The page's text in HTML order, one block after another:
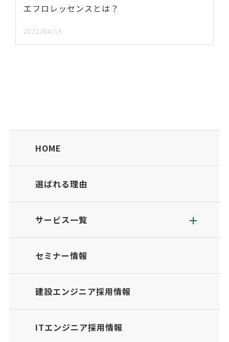
エフロレッセンスとは？
2021/04/15
HOME
選ばれる理由
サービス一覧
セミナー情報
建設エンジニア採用情報
ITエンジニア採用情報